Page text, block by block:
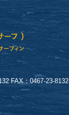
FAX：0467-23-8132